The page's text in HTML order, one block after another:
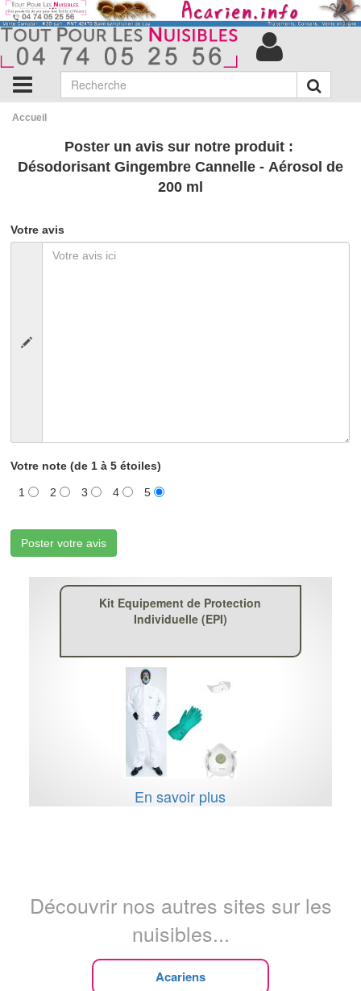
Accueil
Poster un avis sur notre produit :
Désodorisant Gingembre Cannelle - Aérosol de
200 ml
Votre avis
Votre note (de 1 à 5 étoiles)
1 2 3 4 5
Poster votre avis
Kit Equipement de Protection
Individuelle (EPI)
En savoir plus
Découvrir nos autres sites sur les
nuisibles...
Acariens